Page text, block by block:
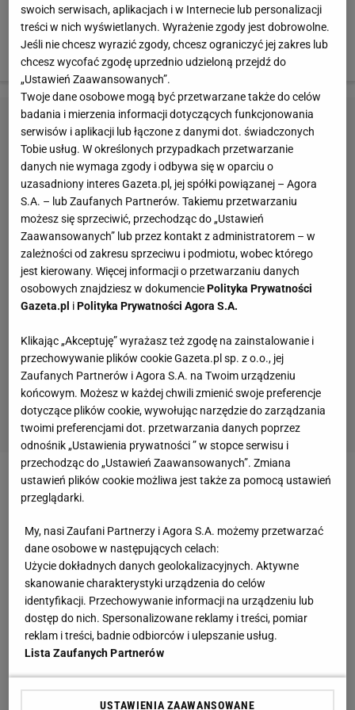
Mimo wszystko transfery, które wydają się lokatą bez
ryzyka, kończą się niewypałem. Przykłady?
2 z 5
To nie miała prawa być nietrafiona inwestycja. Król
strzelców I ligi pod okiem doskonale znanego trenera
(z Robertem Podolińskim pracował w Dolcanie Ząbki)
miał zdobywać gola za golem. W 15 meczach nie
strzelił żadnego.
- Mam nadzieję, że 2015 rok będzie taki jak pierwsza
połowa poprzedniego. Będę grał i strzelał - mówił w
swoich serwisach, aplikacjach i w Internecie lub personalizacji
treści w nich wyświetlanych. Wyrażenie zgody jest dobrowolne.
Jeśli nie chcesz wyrazić zgody, chcesz ograniczyć jej zakres lub
chcesz wycofać zgodę uprzednio udzieloną przejdź do
„Ustawień Zaawansowanych”.
Twoje dane osobowe mogą być przetwarzane także do celów
badania i mierzenia informacji dotyczących funkcjonowania
serwisów i aplikacji lub łączone z danymi dot. świadczonych
Tobie usług. W określonych przypadkach przetwarzanie
danych nie wymaga zgody i odbywa się w oparciu o
uzasadniony interes Gazeta.pl, jej spółki powiązanej – Agora
S.A. – lub Zaufanych Partnerów. Takiemu przetwarzaniu
możesz się sprzeciwić, przechodząc do „Ustawień
Zaawansowanych” lub przez kontakt z administratorem – w
zależności od zakresu sprzeciwu i podmiotu, wobec którego
jest kierowany. Więcej informacji o przetwarzaniu danych
osobowych znajdziesz w dokumenciePolityka Prywatności
Gazeta.pl iPolityka Prywatności Agora S.A.
Klikając „Akceptuję” wyrażasz też zgodę na zainstalowanie i
przechowywanie plików cookie Gazeta.pl sp. z o.o., jej
Zaufanych Partnerów i Agora S.A. na Twoim urządzeniu
końcowym. Możesz w każdej chwili zmienić swoje preferencje
dotyczące plików cookie, wywołując narzędzie do zarządzania
twoimi preferencjami dot. przetwarzania danych poprzez
odnośnik „Ustawienia prywatności ” w stopce serwisu i
przechodząc do „Ustawień Zaawansowanych”. Zmiana
ustawień plików cookie możliwa jest także za pomocą ustawień
przeglądarki.
My, nasi Zaufani Partnerzy i Agora S.A. możemy przetwarzać
dane osobowe w następujących celach:
Użycie dokładnych danych geolokalizacyjnych. Aktywne
skanowanie charakterystyki urządzenia do celów
identyfikacji. Przechowywanie informacji na urządzeniu lub
dostęp do nich. Spersonalizowane reklamy i treści, pomiar
reklam i treści, badnie odbiorców i ulepszanie usług.
Lista Zaufanych Partnerów
USTAWIENIA ZAAWANSOWANE